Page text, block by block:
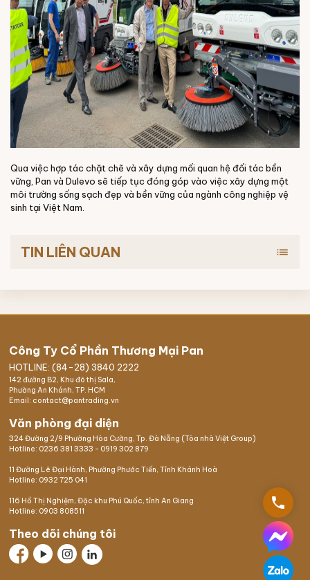
Qua việc hợp tác chặt chẽ và xây dựng mối quan hệ đối tác bền
vững, Pan và Dulevo sẽ tiếp tục đóng góp vào việc xây dựng một
môi trường sống sạch đẹp và bền vững của ngành công nghiệp vệ
sinh tại Việt Nam.
TIN LIÊN QUAN list
Công Ty Cổ Phần Thương Mại Pan
HOTLINE: (84-28) 3840 2222
142 đường B2, Khu đô thị Sala,
Phường An Khánh, TP. HCM
Email: contact@pantrading.vn
Văn phòng đại diện
324 Đường 2/9 Phường Hòa Cường, Tp. Đà Nẵng (Tòa nhà Việt Group)
Hotline: 0236 381 3333 - 0919 302 879
11 Đường Lê Đại Hành, Phường Phước Tiến, Tỉnh Khánh Hoà
Hotline: 0932 725 041
116 Hồ Thị Nghiệm, Đặc khu Phú Quốc, tỉnh An Giang
Hotline: 0903 808511
Theo dõi chúng tôi
phone